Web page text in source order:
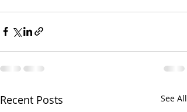
Recent Posts See All